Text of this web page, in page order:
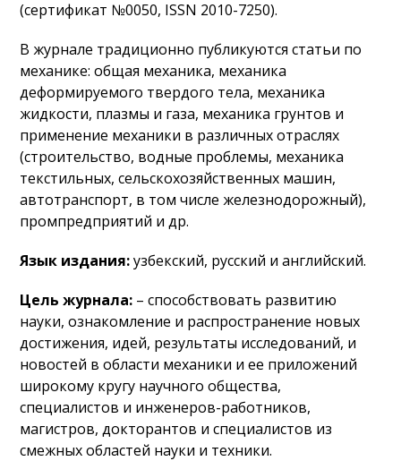
(сертификат №0050, ISSN 2010-7250).
В журнале традиционно публикуются статьи по
механике: общая механика, механика
деформируемого твердого тела, механика
жидкости, плазмы и газа, механика грунтов и
применение механики в различных отраслях
(строительство, водные проблемы, механика
текстильных, сельскохозяйственных машин,
автотранспорт, в том числе железнодорожный),
промпредприятий и др.
Язык издания:узбекский, русский и английский.
Цель журнала: – способствовать развитию
науки, ознакомление и распространение новых
достижения, идей, результаты исследований, и
новостей в области механики и ее приложений
широкому кругу научного общества,
специалистов и инженеров-работников,
магистров, докторантов и специалистов из
смежных областей науки и техники.